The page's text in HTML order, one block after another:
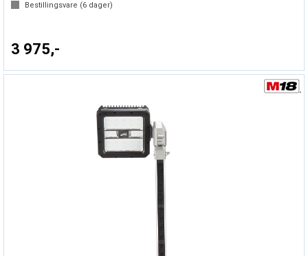
Bestillingsvare (6 dager)
3 975,-